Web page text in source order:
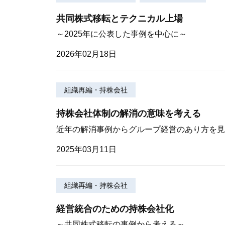
共同株式移転とテクニカル上場
～2025年に公表した事例を中心に～
2026年02月18日
組織再編・持株会社
持株会社体制の解消の意味を考える
近年の解消事例からグループ経営のあり方を
2025年03月11日
組織再編・持株会社
経営統合のための持株会社化